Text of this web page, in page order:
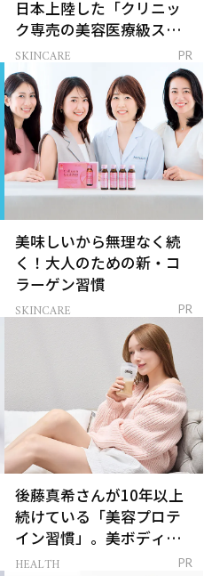
日本上陸した「クリニッ
ク専売の美容医療級スキ
ンケア」
SKINCARE PR
美味しいから無理なく続
く！大人のための新・コ
ラーゲン習慣
SKINCARE PR
後藤真希さんが10年以上
続けている「美容プロテ
イン習慣」。美ボディを
支える朝ルーティンと
HEALTH PR